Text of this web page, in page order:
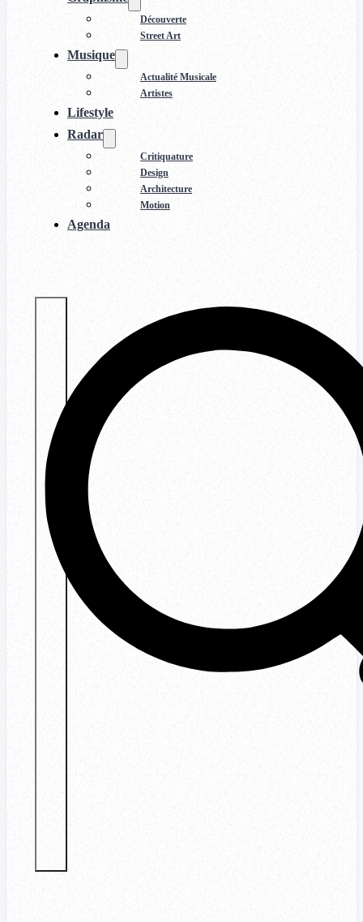
Découverte
Street Art
Musique
Actualité Musicale
Artistes
Lifestyle
Radar
Critiquature
Design
Architecture
Motion
Agenda